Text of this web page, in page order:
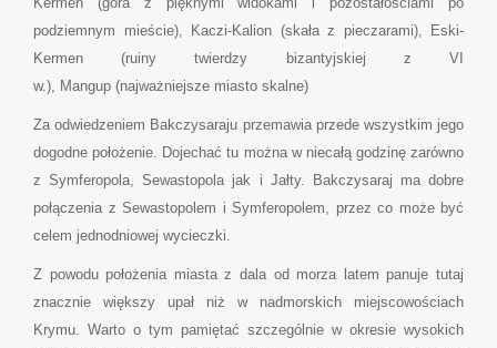
podziemnym mieście), Kaczi-Kalion (skała z pieczarami), Eski-
Kermen (ruiny twierdzy bizantyjskiej z VI
w.), Mangup (najważniejsze miasto skalne)
Za odwiedzeniem Bakczysaraju przemawia przede wszystkim jego
dogodne położenie. Dojechać tu można w niecałą godzinę zarówno
z Symferopola, Sewastopola jak i Jałty. Bakczysaraj ma dobre
połączenia z Sewastopolem i Symferopolem, przez co może być
celem jednodniowej wycieczki.
Z powodu położenia miasta z dala od morza latem panuje tutaj
znacznie większy upał niż w nadmorskich miejscowościach
Krymu. Warto o tym pamiętać szczególnie w okresie wysokich